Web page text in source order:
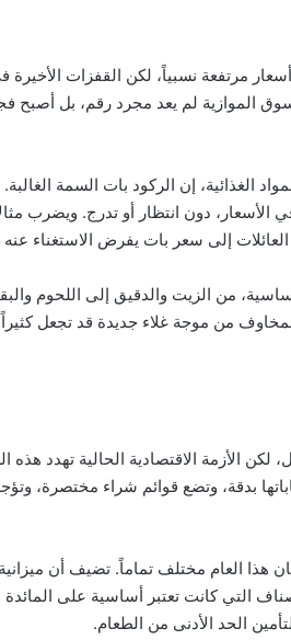
مرتفعة نسبياً، لكن القفزات الأخيرة
الموازية لم يعد مجرد رقم، بل أصبح
إن الركود بات السمة
دون انتظار أو تدرج. ويضرب
إلى سعر بات يفرض الاستغناء عنه
من الزيت والدقيق إلى اللحوم
من موجة غلاء جديدة قد تجعل
الأزمة الاقتصادية الحالية تهدد
بدقة، وتضع قوائم شراء مختصرة،
العام مختلف تماماً. تضيف أن ميزانية
التي كانت تعتبر أساسية على المائدة
الحد الأدنى من الطعام.